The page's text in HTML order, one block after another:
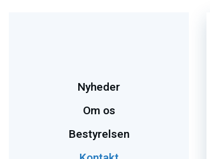
Nyheder
Om os
Bestyrelsen